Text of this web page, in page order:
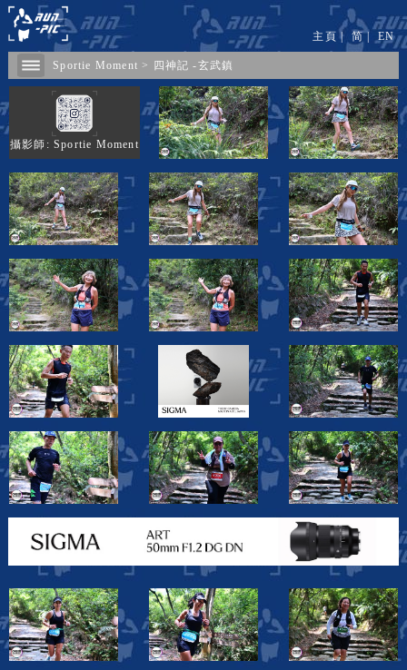
Sportie Moment > 四神記 -玄武鎮
主頁 | 简| EN
攝影師: Sportie Moment